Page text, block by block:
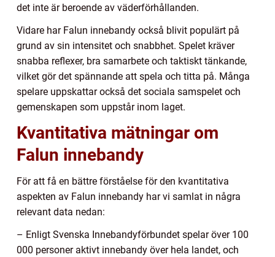
det inte är beroende av väderförhållanden.
Vidare har Falun innebandy också blivit populärt på
grund av sin intensitet och snabbhet. Spelet kräver
snabba reflexer, bra samarbete och taktiskt tänkande,
vilket gör det spännande att spela och titta på. Många
spelare uppskattar också det sociala samspelet och
gemenskapen som uppstår inom laget.
Kvantitativa mätningar om
Falun innebandy
För att få en bättre förståelse för den kvantitativa
aspekten av Falun innebandy har vi samlat in några
relevant data nedan:
– Enligt Svenska Innebandyförbundet spelar över 100
000 personer aktivt innebandy över hela landet, och